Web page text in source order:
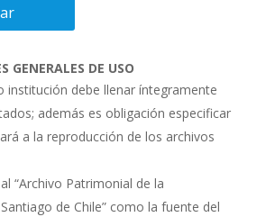
GENERALES DE USO
institución debe llenar íntegramente
además es obligación especificar
a la reproducción de los archivos
“Archivo Patrimonial de la
de Chile” como la fuente del